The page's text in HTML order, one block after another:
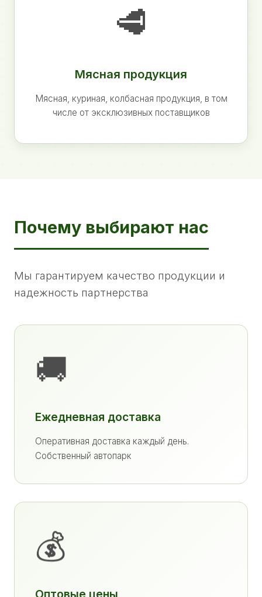
🥩
Мясная продукция
Мясная, куриная, колбасная продукция, в том
числе от эксклюзивных поставщиков
Почему выбирают нас
Мы гарантируем качество продукции и
надежность партнерства
🚚
Ежедневная доставка
Оперативная доставка каждый день.
Собственный автопарк
💰
Оптовые цены